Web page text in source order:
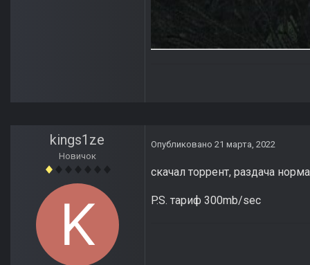
kings1ze
Новичок
Опубликовано 21 марта, 2022
скачал торрент, раздача
P.S. тариф 300mb/sec